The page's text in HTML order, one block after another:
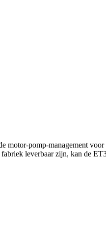
motor-pomp-management
leverbaar zijn, kan de